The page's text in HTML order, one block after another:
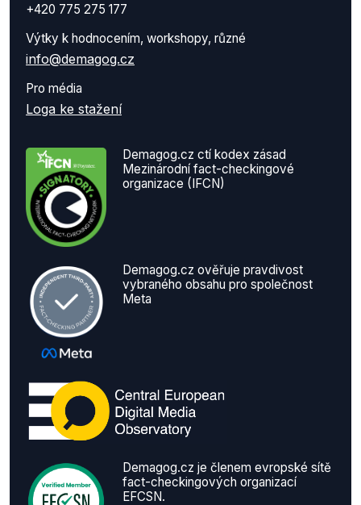
+420 775 275 177
Výtky k hodnocením, workshopy, různé
info@demagog.cz
Pro média
Loga ke stažení
Demagog.cz ctí kodex zásad
Mezinárodní fact-checkingové
organizace (IFCN)
Demagog.cz ověřuje pravdivost
vybraného obsahu pro společnost
Meta
Demagog.cz je členem evropské sítě
fact-checkingových organizací
EFCSN.